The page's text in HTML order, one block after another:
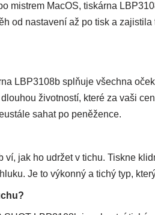
mistrem MacOS, tiskárna
od nastavení až po tisk a
LBP3108b splňuje všechna
životností, které za vaši
sahat po peněžence.
ví, jak ho udržet v tichu. Tiskne
Je to výkonný a tichý typ,